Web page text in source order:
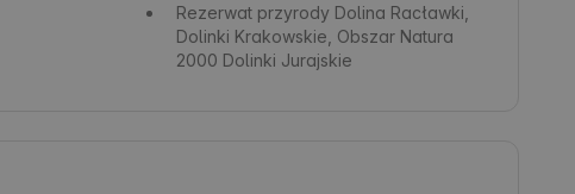
Rezerwat przyrody Dolina Racławki,
Dolinki Krakowskie, Obszar Natura
2000 Dolinki Jurajskie